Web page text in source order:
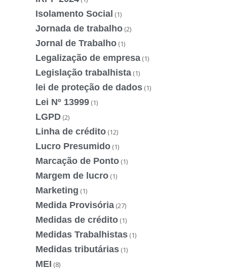
Isolamento Social (1)
Jornada de trabalho (2)
Jornal de Trabalho (1)
Legalização de empresa (1)
Legislação trabalhista (1)
lei de proteção de dados (1)
Lei Nº 13999 (1)
LGPD (2)
Linha de crédito (12)
Lucro Presumido (1)
Marcação de Ponto (1)
Margem de lucro (1)
Marketing (1)
Medida Provisória (27)
Medidas de crédito (1)
Medidas Trabalhistas (1)
Medidas tributárias (1)
MEI (8)